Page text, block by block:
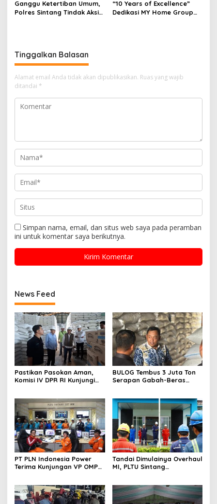
Ganggu Ketertiban Umum,
Polres Sintang Tindak Aksi
“10 Years of Excellence”
Dedikasi MY Home Group
Tinggalkan Balasan
Alamat email Anda tidak akan dipublikasikan. Ruas yang wajib
ditandai *
Simpan nama, email, dan situs web saya pada peramban
ini untuk komentar saya berikutnya.
News Feed
Pastikan Pasokan Aman,
Komisi IV DPR RI Kunjungi
BULOG Tembus 3 Juta Ton
Serapan Gabah-Beras
PT PLN Indonesia Power
Terima Kunjungan VP OMP
Tandai Dimulainya Overhaul
MI, PLTU Sintang